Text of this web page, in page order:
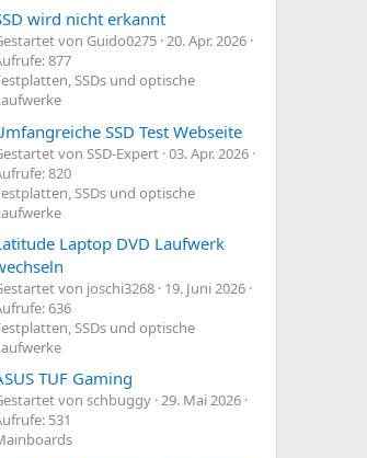
wird nicht erkannt
von Guido0275 20. Apr. 2026
877
SSDs und optische
SSD Test Webseite
von SSD-Expert 03. Apr. 2026
820
SSDs und optische
Laptop DVD Laufwerk
von joschi3268 19. Juni 2026
636
SSDs und optische
TUF Gaming
von schbuggy 29. Mai 2026
531